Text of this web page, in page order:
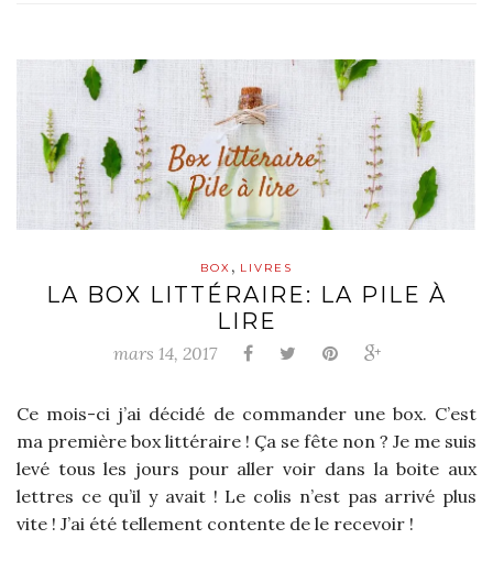
BOX , LIVRES
LA BOX LITTÉRAIRE: LA PILE À
LIRE
mars 14, 2017
Ce mois-ci j’ai décidé de commander une box. C’est
ma première box littéraire ! Ça se fête non ? Je me suis
levé tous les jours pour aller voir dans la boite aux
lettres ce qu’il y avait ! Le colis n’est pas arrivé plus
vite ! J’ai été tellement contente de le recevoir !